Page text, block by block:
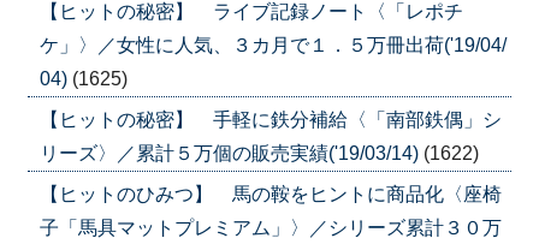
【ヒットの秘密】 ライブ記録ノート〈「レポチ
ケ」〉／女性に人気、３カ月で１．５万冊出荷('19/04/
04) (1625)
【ヒットの秘密】 手軽に鉄分補給〈「南部鉄偶」シ
リーズ〉／累計５万個の販売実績('19/03/14) (1622)
【ヒットのひみつ】 馬の鞍をヒントに商品化〈座椅
子「馬具マットプレミアム」〉／シリーズ累計３０万